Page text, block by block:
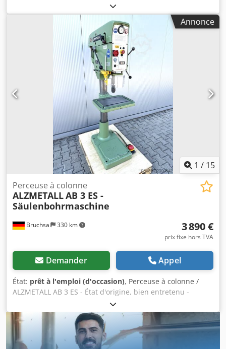
perçage : 28/35 mm Type de cône de broche : MK 3 Portée
: 293 mm Dimensions de la table : 400 x 400 mm La table
est inclinable et réglable en hauteur à l’aide d’une
manivelle et d’une crémaillère sur une colonne ronde.
Grande distance entre la table et le mandrin de perçage :
630 mm Course du mandrin : 180 mm Vitesses de rotation
de la broche, réglables par paliers en 4 groupes : 65 - 1750
tr/min Moteur d’entraînement : 380 V, 0,9/1,5 kW
Dwsdpfxozh H I Us Aldoa Poids : 340 kg Encombrement :
600 x 920 x 1880 mm
Annonce
1 / 15
Bruchsal 330 km
Perceuse à colonne
ALZMETALLAB 3 ES -
Säulenbohrmaschine
3 890 €
prix fixe hors TVA
Demander Appel
État: prêt à l'emploi (d'occasion), Perceuse à colonne /
ALZMETALL AB 3 ES - État d'origine, bien entretenu -
Capacité de perçage / acier max. 35 mm - Portée d'environ
280 mm - Dimensions de la table d'environ 600 x 470 mm -
Course de perçage d'environ 180 mm - Monture conique
MK 3 - Réglage de la vitesse à variation continue - Plage de
vitesse 65 - 1750 tr/min Dwedpfjzkv N Tex Aldea - Butée de